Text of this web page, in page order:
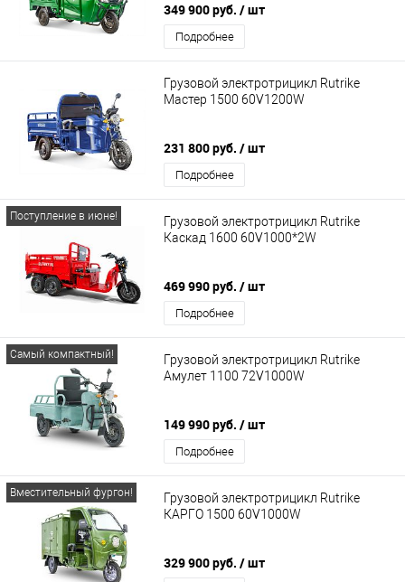
349 900 руб. / шт
Подробнее
Грузовой электротрицикл Rutrike
Мастер 1500 60V1200W
231 800 руб. / шт
Подробнее
Поступление в июне!
Грузовой электротрицикл Rutrike
Каскад 1600 60V1000*2W
469 990 руб. / шт
Подробнее
Самый компактный!
Грузовой электротрицикл Rutrike
Амулет 1100 72V1000W
149 990 руб. / шт
Подробнее
Вместительный фургон!
Грузовой электротрицикл Rutrike
КАРГО 1500 60V1000W
329 900 руб. / шт